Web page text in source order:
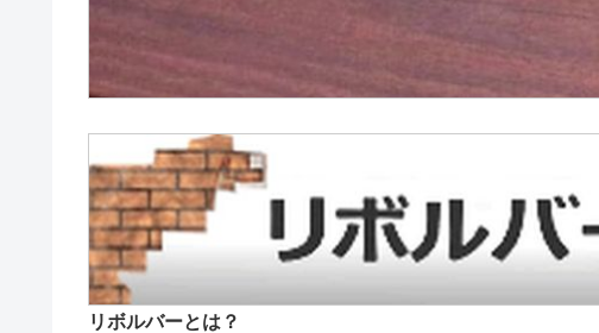
リボルバーとは？